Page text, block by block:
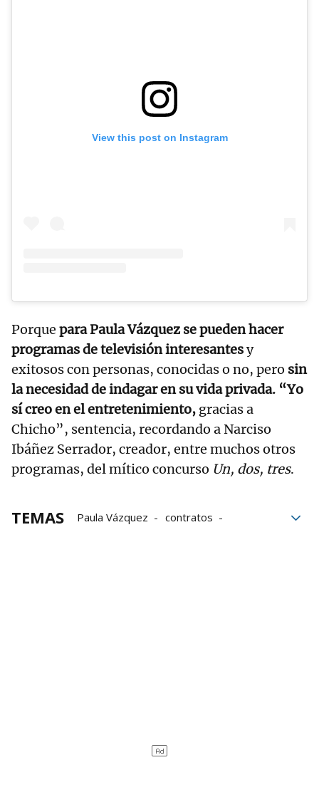
View this post on Instagram
Porque para Paula Vázquez se pueden hacer
programas de televisión interesantesy
exitosos con personas, conocidas o no, pero sin
la necesidad de indagar en su vida privada. “Yo
sí creo en el entretenimiento, gracias a
Chicho”, sentencia, recordando a Narciso
Ibáñez Serrador, creador, entre muchos otros
programas, del mítico concurso Un, dos, tres.
TEMAS Paula Vázquez
contratos